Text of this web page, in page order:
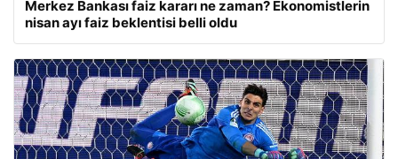
Merkez Bankası faiz kararı ne zaman? Ekonomistlerin
nisan ayı faiz beklentisi belli oldu